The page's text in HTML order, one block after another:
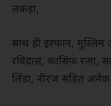
लकड़ा,
साथ ही इरफान,
रविदास, कासिफ रज़ा,
लिंडा, नीरज सहित अनेक